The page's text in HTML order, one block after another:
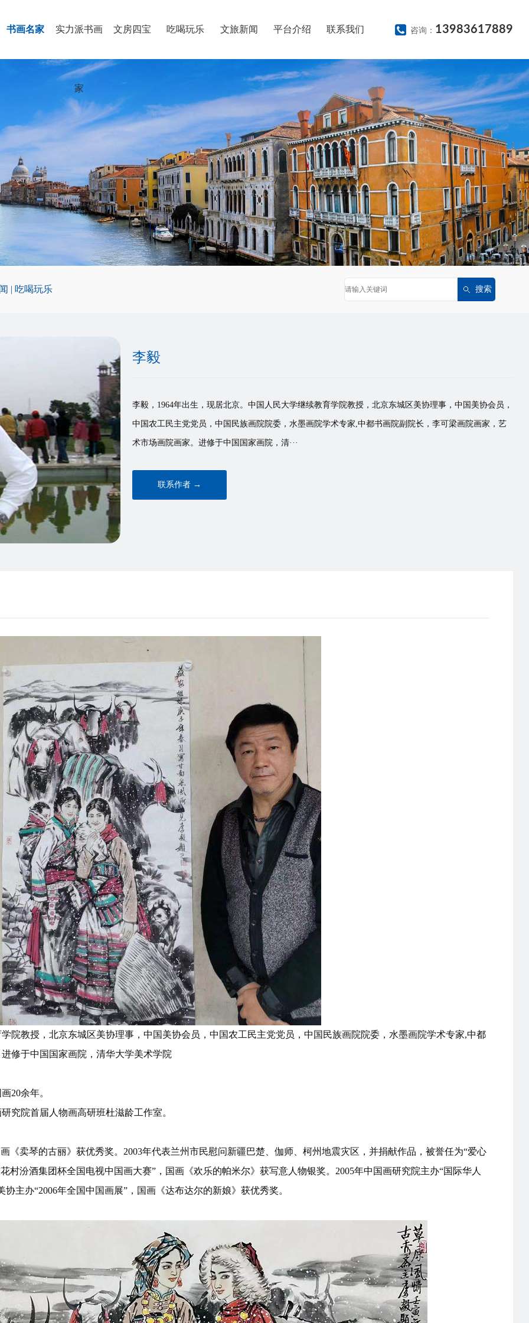
咨询： 13983617889
书画名家 实力派书画
家
文房四宝 吃喝玩乐 文旅新闻 平台介绍 联系我们
| 吃喝玩乐
李毅
李毅，1964年出生，现居北京。中国人民大学继续教育学院教授，北京东城区美协理事，中国美协会员，
中国农工民主党党员，中国民族画院院委，水墨画院学术专家,中都书画院副院长，李可梁画院画家，艺
术市场画院画家。进修于中国国家画院，清···
联系作者 →
院教授，北京东城区美协理事，中国美协会员，中国农工民主党党员，中国民族画院院委，水墨画院学术专家,中都
修于中国国家画院，清华大学美术学院
20余年。
究院首届人物画高研班杜滋龄工作室。
《卖琴的古丽》获优秀奖。2003年代表兰州市民慰问新疆巴楚、伽师、柯州地震灾区，并捐献作品，被誉任为“爱心
村汾酒集团杯全国电视中国画大赛”，国画《欢乐的帕米尔》获写意人物银奖。2005年中国画研究院主办“国际华人
主办“2006年全国中国画展”，国画《达布达尔的新娘》获优秀奖。